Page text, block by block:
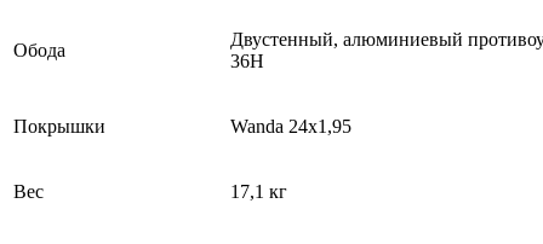
Обода
Двустенный, алюминиевый
36H
Покрышки Wanda 24x1,95
Вес 17,1 кг